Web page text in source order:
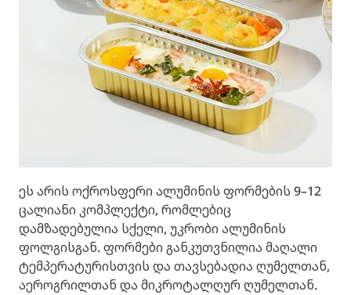
ეს არის ოქროსფერი ალუმინის ფორმების 9–12
ცალიანი კომპლექტი, რომლებიც
დამზადებულია სქელი, უკრობი ალუმინის
ფოლგისგან. ფორმები განკუთვნილია მაღალი
ტემპერატურისთვის და თავსებადია ღუმელთან,
აეროგრილთან და მიკროტალღურ ღუმელთან.